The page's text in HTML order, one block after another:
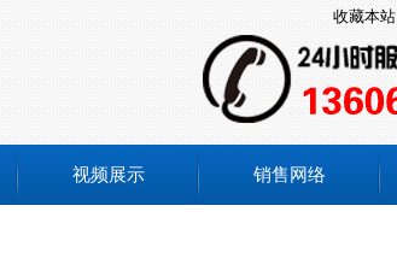
收藏本站
视频展示 销售网络